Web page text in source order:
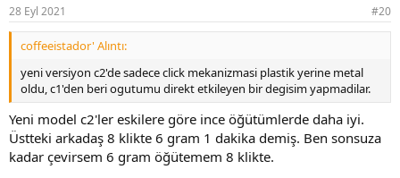
28 Eyl 2021 #20
coffeeistador' Alıntı:
yeni versiyon c2'de sadece click mekanizmasi plastik yerine metal
oldu, c1'den beri ogutumu direkt etkileyen bir degisim yapmadilar.
Yeni model c2'ler eskilere göre ince öğütümlerde daha iyi.
Üstteki arkadaş 8 klikte 6 gram 1 dakika demiş. Ben sonsuza
kadar çevirsem 6 gram öğütemem 8 klikte.